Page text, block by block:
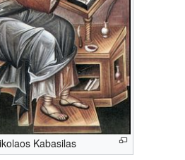
Kabasilas